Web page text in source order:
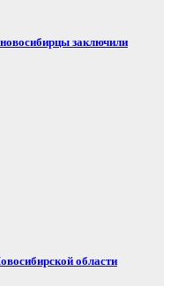
заключили
области